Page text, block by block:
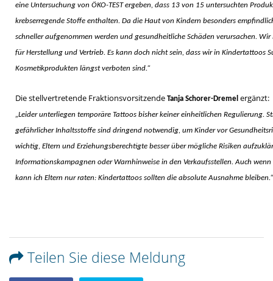
eine Untersuchung von ÖKO-TEST ergeben, dass 13 von 15 untersuchten
krebserregende Stoffe enthalten. Da die Haut von Kindern besonders
schneller aufgenommen werden und gesundheitliche Schäden verursachen.
für Herstellung und Vertrieb. Es kann doch nicht sein, dass wir in Kindertattoos
Kosmetikprodukten längst verboten sind.“
Die stellvertretende Fraktionsvorsitzende Tanja Schorer-Dremel ergänzt:
Leider unterliegen temporäre Tattoos bisher keiner einheitlichen Regulierung.
gefährlicher Inhaltsstoffe sind dringend notwendig, um Kinder vor
wichtig, Eltern und Erziehungsberechtigte besser über mögliche Risiken
Informationskampagnen oder Warnhinweise in den Verkaufsstellen. Auch
kann ich Eltern nur raten: Kindertattoos sollten die absolute Ausnahme bleiben.“
Teilen Sie diese Meldung